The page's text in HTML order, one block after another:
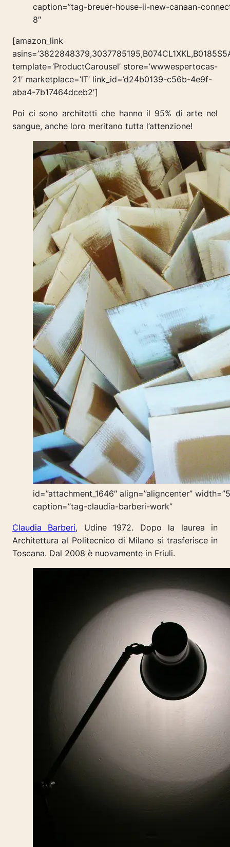
caption=”tag-breuer-house-ii-new-canaan-
8″
[amazon_link
template=’ProductCarousel’ store=’wwwespertocas-
21′ marketplace=’IT’ link_id=’d24b0139-c56b-4e9f-
aba4-7b17464dceb2′]
Poi ci sono architetti che hanno il 95% di arte nel
sangue, anche loro meritano tutta l’attenzione!
id=”attachment_1646″ align=”aligncenter”
caption=”tag-claudia-barberi-work”
Claudia Barberi, Udine 1972. Dopo la laurea in
Architettura al Politecnico di Milano si trasferisce in
Toscana. Dal 2008 è nuovamente in Friuli.